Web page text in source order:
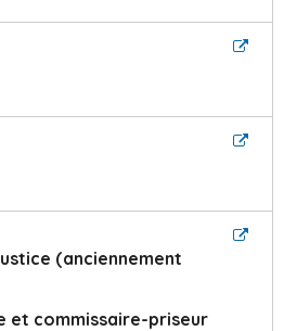
(anciennement
et commissaire-priseur